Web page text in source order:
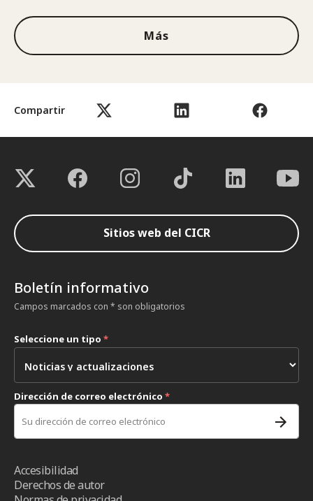
Compartir
Más
Sitios web del CICR
Boletín informativo
Campos marcados con * son obligatorios
Seleccione un tipo *
Dirección de correo electrónico *
Accesibilidad
Derechos de autor